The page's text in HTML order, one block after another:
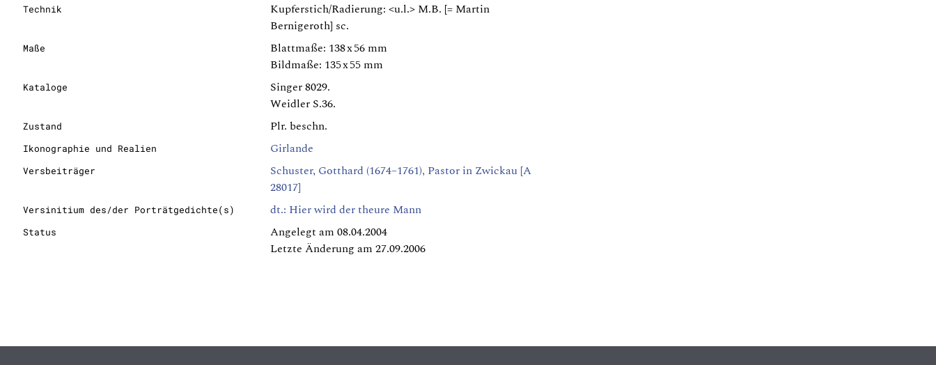
Technik
Kupferstich/Radierung: <u.l.> M.B. [= Martin
Bernigeroth] sc.
Maße
Blattmaße: 138 x 56 mm
Bildmaße: 135 x 55 mm
Kataloge
Singer 8029.
Weidler S.36.
Zustand Plr. beschn.
Ikonographie und Realien Girlande
Versbeiträger
Schuster, Gotthard (1674–1761), Pastor in Zwickau [A
28017]
Versinitium des/der Porträtgedichte(s) dt.: Hier wird der theure Mann
Status
Angelegt am 08.04.2004
Letzte Änderung am 27.09.2006